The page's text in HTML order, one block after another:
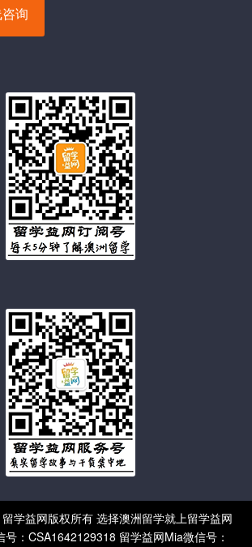
询
学益网版权所有 选择澳洲留学就上留学益网
号：CSA1642129318 留学益网Mia微信号：